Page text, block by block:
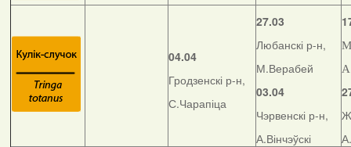
04.04
Гродзенскі р-н,
С.Чарапіца
27.03
Любанскі р-н,
М.Верабей
03.04
Чэрвенскі р-н,
А.Вінчэўскі